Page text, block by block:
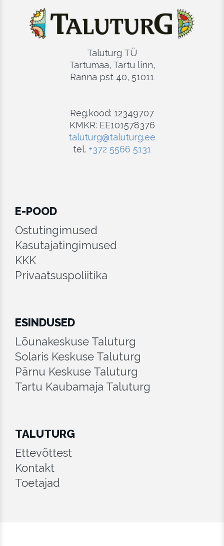
Taluturg TÜ
Tartumaa, Tartu linn,
Ranna pst 40, 51011
Reg.kood: 12349707
KMKR: EE101578376
taluturg@taluturg.ee
tel. +372 5566 5131
E-POOD
Ostutingimused
Kasutajatingimused
KKK
Privaatsuspoliitika
ESINDUSED
Lõunakeskuse Taluturg
Solaris Keskuse Taluturg
Pärnu Keskuse Taluturg
Tartu Kaubamaja Taluturg
TALUTURG
Ettevõttest
Kontakt
Toetajad